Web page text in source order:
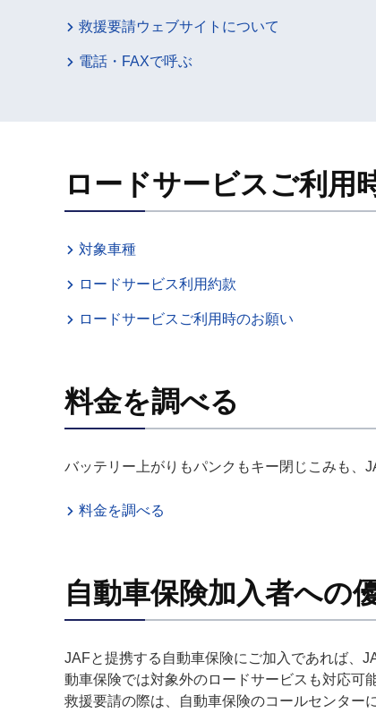
救援要請ウェブサイトについて
電話・FAXで呼ぶ
ロードサービスご利用
対象車種
ロードサービス利用約款
ロードサービスご利用時のお願い
料金を調べる
バッテリー上がりもパンクもキー閉じこみも、
料金を調べる
自動車保険加入者への
JAFと提携する自動車保険にご加入であれば、
動車保険では対象外のロードサービスも対応可
救援要請の際は、自動車保険のコールセンター